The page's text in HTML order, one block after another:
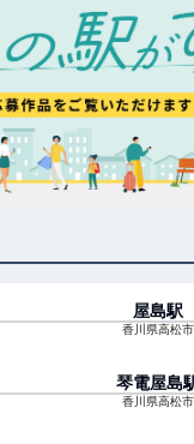
屋島駅
香川県高松市
琴電屋島
香川県高松市